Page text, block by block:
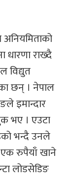
अनियमिताको
धारणा राख्दै
विद्युत
छन् । नेपाल
इमान्दार
भए । एउटा
भन्दै उनले
एक रुपैयाँ खाने
लोडसेडिङ